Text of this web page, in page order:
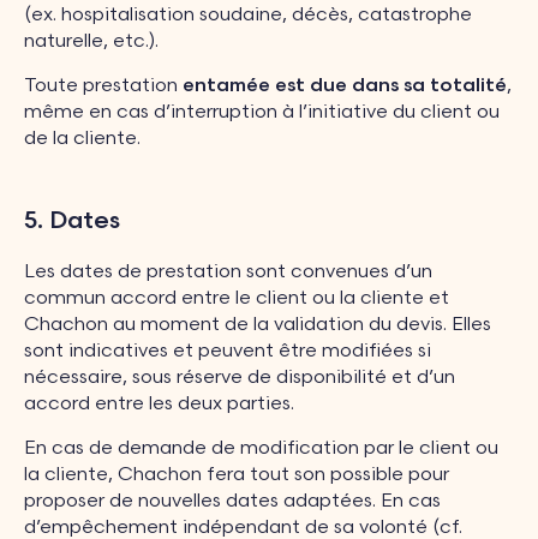
(ex. hospitalisation soudaine, décès, catastrophe
naturelle, etc.).
Toute prestation entamée est due dans sa totalité,
même en cas d’interruption à l’initiative du client ou
de la cliente.
5. Dates
Les dates de prestation sont convenues d’un
commun accord entre le client ou la cliente et
Chachon au moment de la validation du devis. Elles
sont indicatives et peuvent être modifiées si
nécessaire, sous réserve de disponibilité et d’un
accord entre les deux parties.
En cas de demande de modification par le client ou
la cliente, Chachon fera tout son possible pour
proposer de nouvelles dates adaptées. En cas
d’empêchement indépendant de sa volonté (cf.